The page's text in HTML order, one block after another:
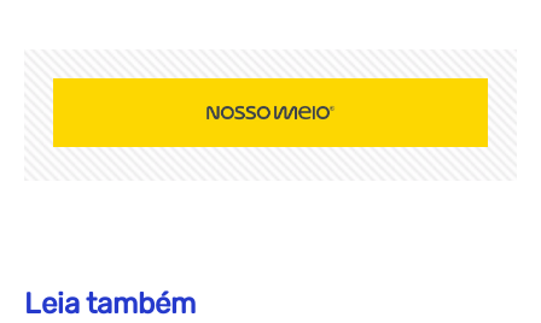
Leia também